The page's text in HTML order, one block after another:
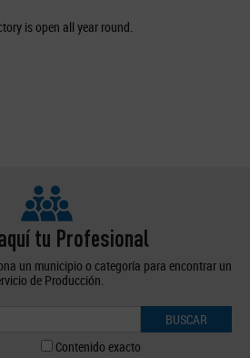
is open all year round.
tu Profesional
un municipio o categoría para encontrar un
de Producción.
BUSCAR
Contenido exacto